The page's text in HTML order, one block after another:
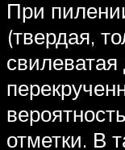
При
(твердая,
отметки. В